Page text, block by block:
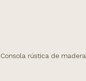
Consola rústica de madera